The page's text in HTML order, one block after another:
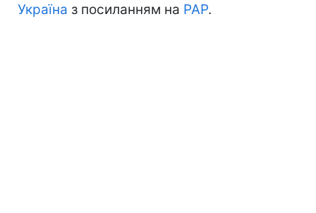
Україна з посиланням на PAP.